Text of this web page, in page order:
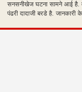
सनसनीखेज घटना सामने आई है.
पंढरी दादाजी बरडे है. जानकारी